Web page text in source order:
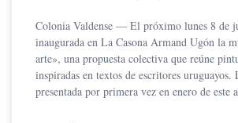
Colonia Valdense — El próximo lunes 8 de
inaugurada en La Casona Armand Ugón la
arte», una propuesta colectiva que reúne
inspiradas en textos de escritores
presentada por primera vez en enero de este